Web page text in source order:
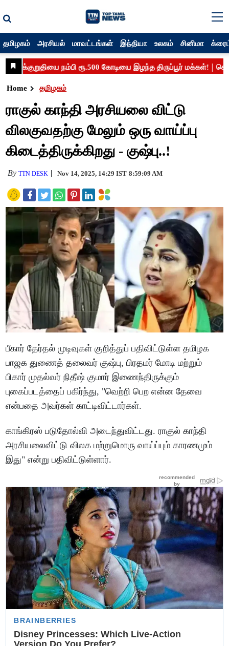
தமிழகம் அரசியல் மாவட்டங்கள் இந்தியா உலகம் சினிமா
Home தமிழகம்
ராகுல் காந்தி அரசியலை விட்டு
விலகுவதற்கு மேலும் ஒரு வாய்ப்பு
கிடைத்திருக்கிறது - குஷ்பு..!
ByTTN DESK Nov 14, 2025, 14:29 IST 8:59:09 AM
பீகார் தேர்தல் முடிவுகள் குறித்துப் பதிவிட்டுள்ள தமிழக
பாஜக துணைத் தலைவர் குஷ்பு, பிரதமர் மோடி மற்றும்
பிகார் முதல்வர் நிதீஷ் குமார் இணைந்திருக்கும்
புகைப்படத்தைப் பகிர்ந்து, "வெற்றி பெற என்ன தேவை
என்பதை அவர்கள் காட்டிவிட்டார்கள்.
காங்கிரஸ் படுதோல்வி அடைந்துவிட்டது. ராகுல் காந்தி
அரசியலைவிட்டு விலக மற்றுமொரு வாய்ப்பும் காரணமும்
இது" என்று பதிவிட்டுள்ளார்.